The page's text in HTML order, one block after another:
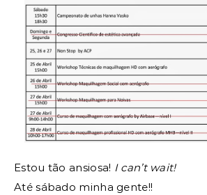
Estou tão ansiosa! I can’t wait!
Até sábado minha gente!!